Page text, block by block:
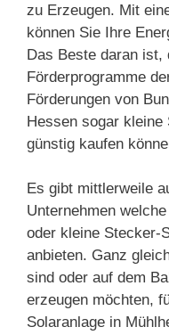
zu Erzeugen. Mit
können Sie Ihre
Das Beste daran ist,
Förderprogramme
Förderungen von
Hessen sogar kleine
günstig kaufen
Es gibt mittlerweile
Unternehmen
oder kleine Stecker-
anbieten. Ganz
sind oder auf dem
erzeugen möchten,
Solaranlage in